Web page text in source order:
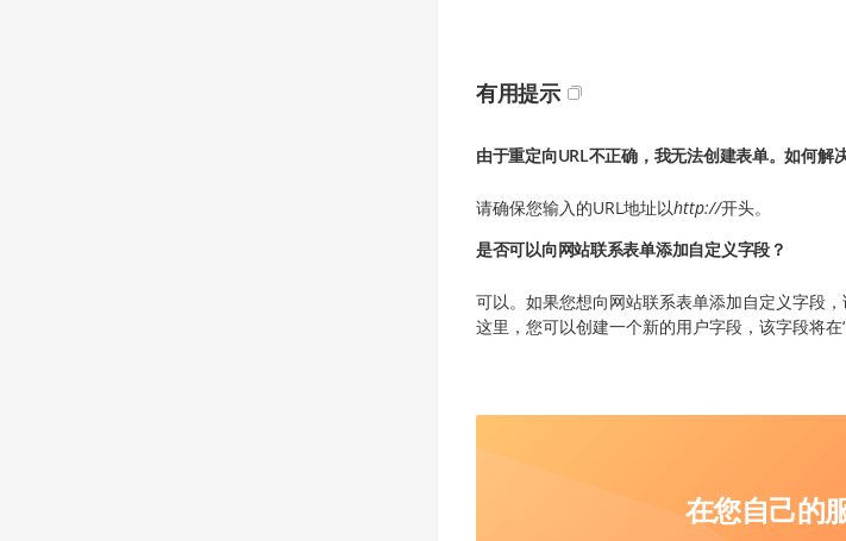
有用提示
由于重定向URL不正确，我无法创建表单。如何解
请确保您输入的URL地址以http://开头。
是否可以向网站联系表单添加自定义字段？
可以。如果您想向网站联系表单添加自定义字段
这里，您可以创建一个新的用户字段，该字段将在
在您自己的